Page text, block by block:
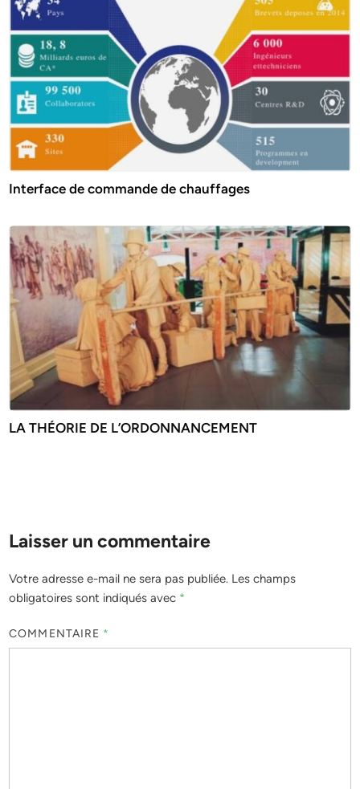
Interface de commande de chauffages
LA THÉORIE DE L’ORDONNANCEMENT
Laisser un commentaire
Votre adresse e-mail ne sera pas publiée. Les champs
obligatoires sont indiqués avec *
COMMENTAIRE *